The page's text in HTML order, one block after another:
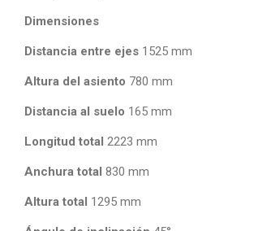
Dimensiones
Distancia entre ejes 1525 mm
Altura del asiento 780 mm
Distancia al suelo 165 mm
Longitud total 2223 mm
Anchura total 830 mm
Altura total 1295 mm